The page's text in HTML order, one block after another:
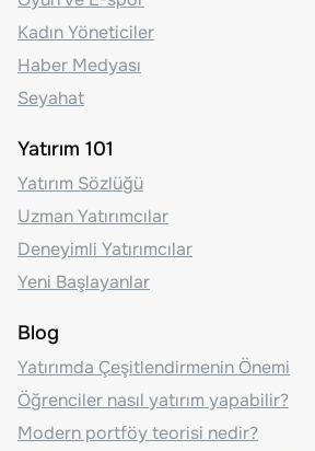
Kadın Yöneticiler
Haber Medyası
Seyahat
Yatırım 101
Yatırım Sözlüğü
Uzman Yatırımcılar
Deneyimli Yatırımcılar
Yeni Başlayanlar
Blog
Yatırımda Çeşitlendirmenin Önemi
Öğrenciler nasıl yatırım yapabilir?
Modern portföy teorisi nedir?